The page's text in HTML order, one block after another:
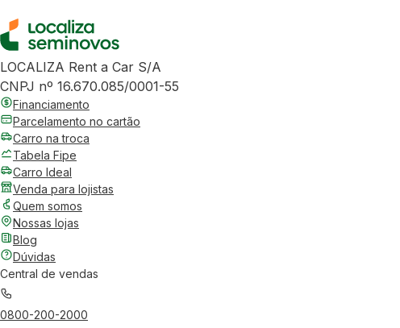
LOCALIZA Rent a Car S/A
CNPJ nº 16.670.085/0001-55
Financiamento
Parcelamento no cartão
Carro na troca
Tabela Fipe
Carro Ideal
Venda para lojistas
Quem somos
Nossas lojas
Blog
Dúvidas
Central de vendas
0800-200-2000